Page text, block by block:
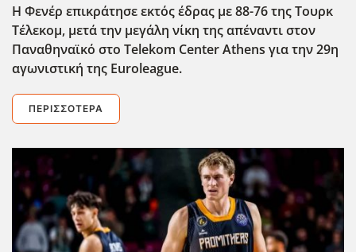
Η Φενέρ επικράτησε εκτός έδρας με 88-76 της Τουρκ
Τέλεκομ, μετά την μεγάλη νίκη της απέναντι στον
Παναθηναϊκό στο Telekom Center Athens για την 29η
αγωνιστική της Euroleague.
ΠΕΡΙΣΣΌΤΕΡΑ